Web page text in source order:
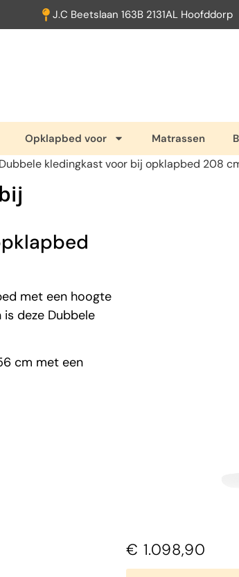
J.C Beetslaan 163B 2131AL Hoofddorp
Opklapbed voor Matrassen
kledingkast voor bij opklapbed 208
met een hoogte
deze Dubbele
cm met een
€ 1.098,90